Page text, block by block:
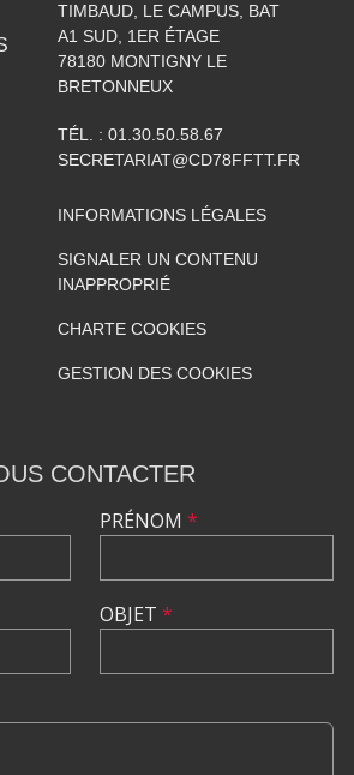
TIMBAUD, LE CAMPUS, BAT
A1 SUD, 1ER ÉTAGE
78180 MONTIGNY LE
BRETONNEUX
TÉL. : 01.30.50.58.67
SECRETARIAT@CD78FFTT.FR
INFORMATIONS LÉGALES
SIGNALER UN CONTENU
INAPPROPRIÉ
CHARTE COOKIES
GESTION DES COOKIES
CONTACTER
PRÉNOM *
OBJET *